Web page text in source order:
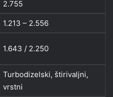
2.755
1.213 – 2.556
1.643 / 2.250
Turbodizelski, štirivaljni,
vrstni